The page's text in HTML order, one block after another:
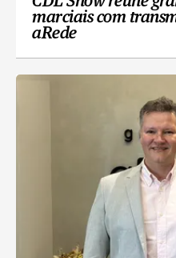
marciais com
aRede